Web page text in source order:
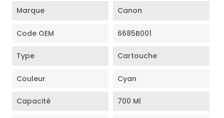
Marque Canon
Code OEM 6685B001
Type Cartouche
Couleur Cyan
Capacité 700 Ml